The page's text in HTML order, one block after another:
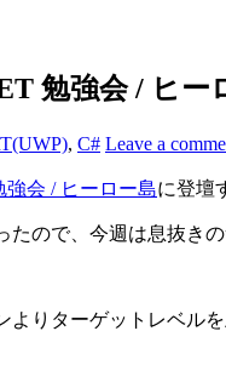
勉強会 / ヒ
, C# Leave a
強会 / ヒーロー島に登壇
ので、今週は息抜き
りターゲットレベル